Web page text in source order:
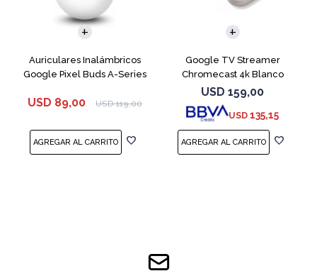
Auriculares Inalámbricos
Google Pixel Buds A-Series
USD 89,00 USD 119,00
Google TV Streamer
Chromecast 4k Blanco
USD 159,00
USD 135,15